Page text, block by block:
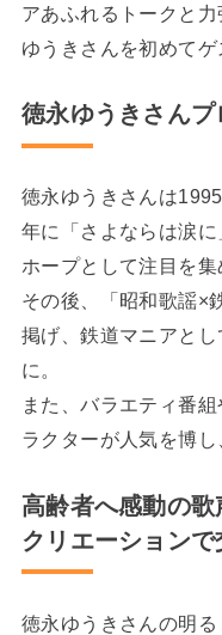
アあふれるトークと
ゆうきさんを初めてゲ
徳永ゆうきさん
徳永ゆうきさんは
年に「さよならは涙
ホープとして注目を集
その後、「昭和歌謡×
掲げ、鉄道マニアと
に。
また、バラエティ番
ラクターが人気を博し
高齢者へ感動の
クリエーションで
徳永ゆうきさんの明